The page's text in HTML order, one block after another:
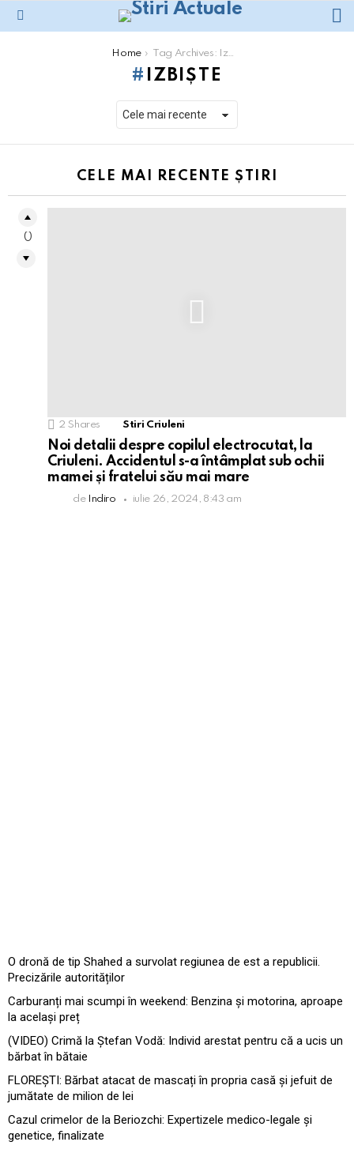
Home Tag Archives: Izbiște
IZBIȘTE
CELE MAI RECENTE ȘTIRI
2 Shares Stiri Criuleni
Noi detalii despre copilul electrocutat, la
Criuleni. Accidentul s-a întâmplat sub ochii
mamei și fratelui său mai mare
de Indiro iulie 26, 2024, 8:43 am
0
O dronă de tip Shahed a survolat regiunea de est a republicii.
Precizările autorităților
Carburanți mai scumpi în weekend: Benzina și motorina, aproape
la același preț
(VIDEO) Crimă la Ștefan Vodă: Individ arestat pentru că a ucis un
bărbat în bătaie
FLOREȘTI: Bărbat atacat de mascați în propria casă și jefuit de
jumătate de milion de lei
Cazul crimelor de la Beriozchi: Expertizele medico-legale și
genetice, finalizate